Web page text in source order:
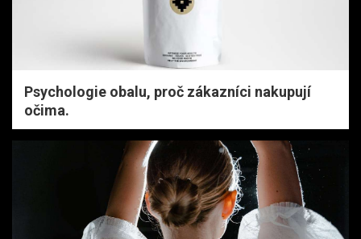
Psychologie obalu, proč zákazníci nakupují
očima.